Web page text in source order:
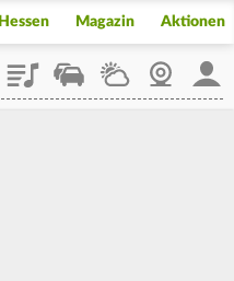
Magazin Aktionen
PlaylistStaupilotWetterWebcam